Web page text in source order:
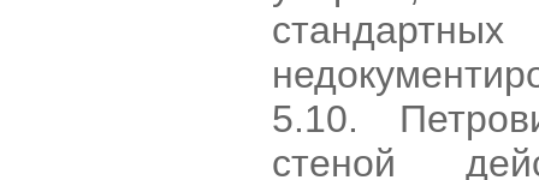
5.10.
стеной